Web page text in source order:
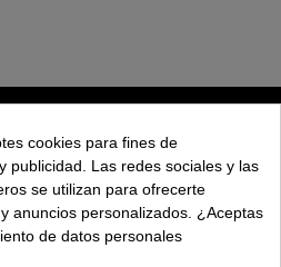
cookies para fines de
publicidad. Las redes sociales y las
se utilizan para ofrecerte
anuncios personalizados. ¿Aceptas
de datos personales